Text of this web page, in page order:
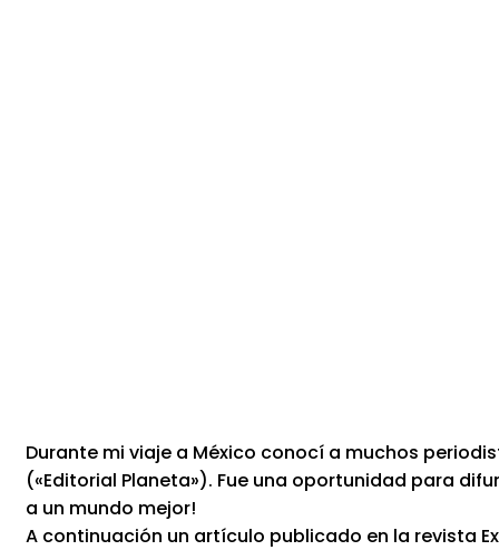
Durante mi viaje a México conocí a muchos
(«Editorial Planeta»). Fue una oportunidad para
a un mundo mejor!
A continuación un artículo publicado en la revista